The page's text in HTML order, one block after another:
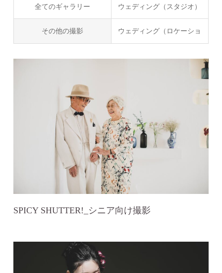
全てのギャラリー ウェディング（スタジオ）
その他の撮影 ウェディング（ロケーショ
SPICY SHUTTER!_シニア向け撮影